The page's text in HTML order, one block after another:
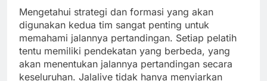
Mengetahui strategi dan formasi yang akan
digunakan kedua tim sangat penting untuk
memahami jalannya pertandingan. Setiap pelatih
tentu memiliki pendekatan yang berbeda, yang
akan menentukan jalannya pertandingan secara
keseluruhan. Jalalive tidak hanya menyiarkan